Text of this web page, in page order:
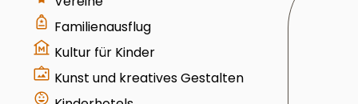
your_trips Familienausflug
museum Kultur für Kinder
wall_art Kunst und kreatives Gestalten
child_care